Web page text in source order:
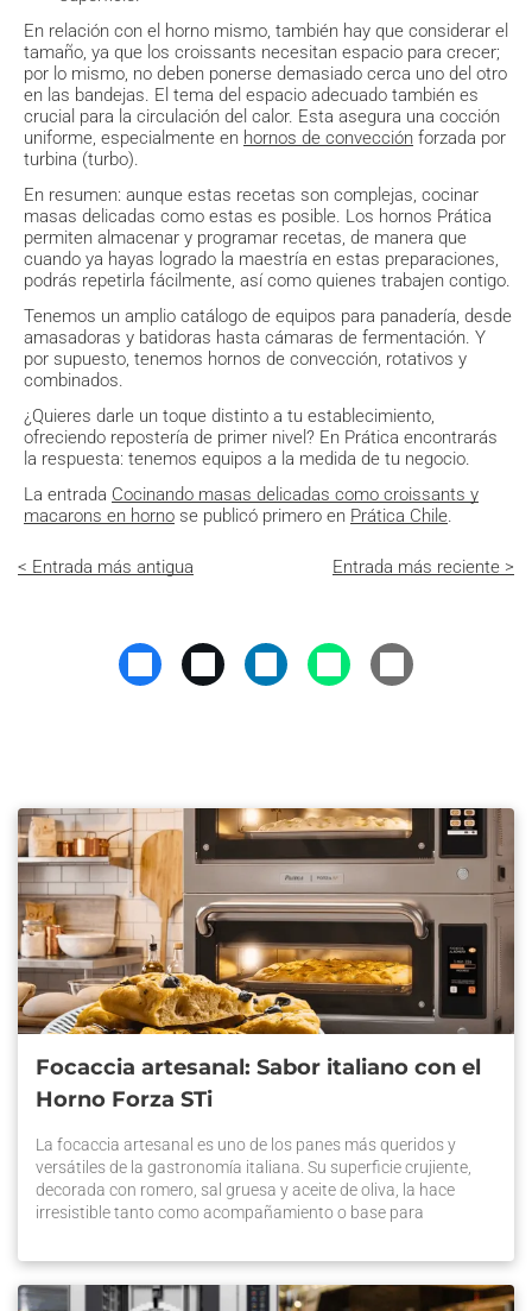
En relación con el horno mismo, también hay que considerar el
tamaño, ya que los croissants necesitan espacio para crecer;
por lo mismo, no deben ponerse demasiado cerca uno del otro
en las bandejas. El tema del espacio adecuado también es
crucial para la circulación del calor. Esta asegura una cocción
uniforme, especialmente en hornos de convección forzada por
turbina (turbo).
En resumen: aunque estas recetas son complejas, cocinar
masas delicadas como estas es posible. Los hornos Prática
permiten almacenar y programar recetas, de manera que
cuando ya hayas logrado la maestría en estas preparaciones,
podrás repetirla fácilmente, así como quienes trabajen contigo.
Tenemos un amplio catálogo de equipos para panadería, desde
amasadoras y batidoras hasta cámaras de fermentación. Y
por supuesto, tenemos hornos de convección, rotativos y
combinados.
¿Quieres darle un toque distinto a tu establecimiento,
ofreciendo repostería de primer nivel? En Prática encontrarás
la respuesta: tenemos equipos a la medida de tu negocio.
La entrada Cocinando masas delicadas como croissants y
macarons en horno se publicó primero en Prática Chile.
< Entrada más antigua Entrada más reciente >
Focaccia artesanal: Sabor italiano con el
Horno Forza STi
La focaccia artesanal es uno de los panes más queridos y
versátiles de la gastronomía italiana. Su superficie crujiente,
decorada con romero, sal gruesa y aceite de oliva, la hace
irresistible tanto como acompañamiento o base para
panificación en Chile, ofrecer este producto con alta calidad
Horno Forza STi se publicó primero en Prática Chile.